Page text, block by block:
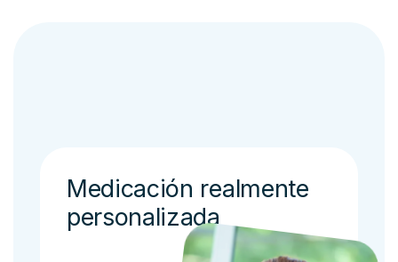
Medicación realmente
personalizada